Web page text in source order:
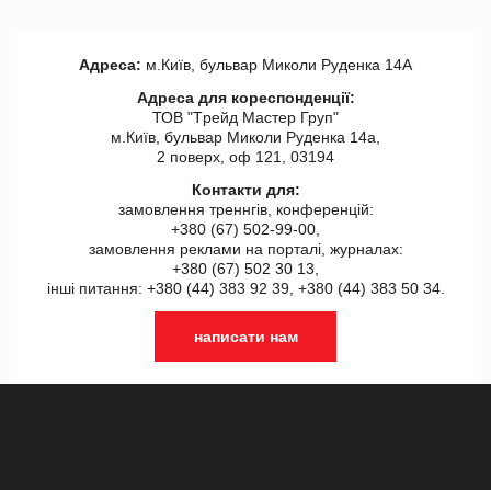
Адреса: м.Київ, бульвар Миколи Руденка 14А
Адреса для кореспонденції:
ТОВ "Tрейд Мастер Груп"
м.Київ, бульвар Миколи Руденка 14а,
2 поверх, оф 121, 03194
Контакти для:
замовлення треннгів, конференцій:
+380 (67) 502-99-00,
замовлення реклами на порталі, журналах:
+380 (67) 502 30 13,
інші питання: +380 (44) 383 92 39, +380 (44) 383 50 34.
написати нам